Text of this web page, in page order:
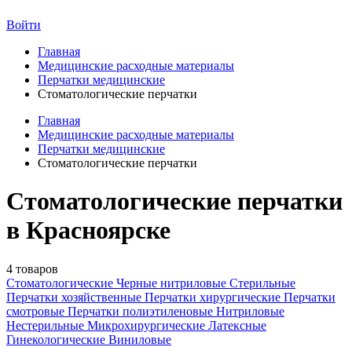
Войти
Главная
Медицинские расходные материалы
Перчатки медицинские
Стоматологические перчатки
Главная
Медицинские расходные материалы
Перчатки медицинские
Стоматологические перчатки
Стоматологические перчатки
в Красноярске
4 товаров
Стоматологические Черные нитриловые Стерильные
Перчатки хозяйственные Перчатки хирургические Перчатки
смотровые Перчатки полиэтиленовые Нитриловые
Нестерильные Микрохирургические Латексные
Гинекологические Виниловые